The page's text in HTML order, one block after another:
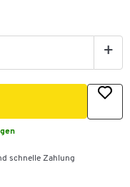
+
schnelle Zahlung